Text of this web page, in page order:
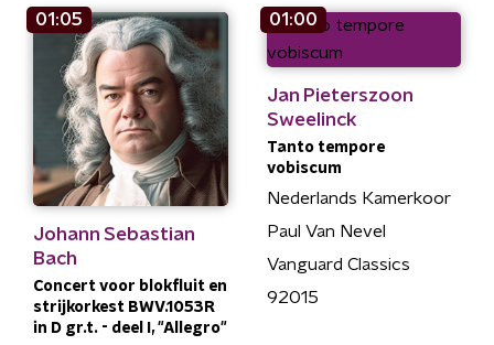
01:05
Johann Sebastian
Bach
Concert voor blokfluit en
strijkorkest BWV.1053R
in D gr.t. - deel I, "Allegro"
01:00
Jan Pieterszoon
Sweelinck
Tanto tempore
vobiscum
Nederlands Kamerkoor
Paul Van Nevel
Vanguard Classics
92015